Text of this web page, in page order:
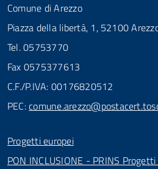
Comune di Arezzo
Piazza della libertà, 1, 52100
Tel. 05753770
Fax 0575377613
C.F./P.IVA: 00176820512
PEC:
Progetti europei
PON INCLUSIONE - PRINS